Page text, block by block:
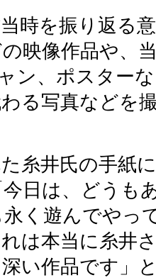
時を振り返る
映像作品や、
ン、ポスター
る写真などを
糸井氏の手紙
日は、どうも
く遊んでやっ
は本当に糸井
い作品です」